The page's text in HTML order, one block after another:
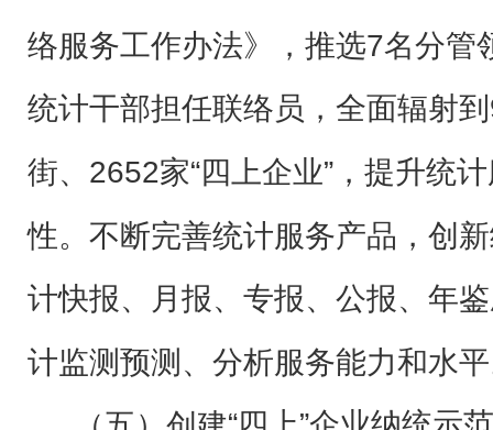
络服务工作办法》，推选7名分管
统计干部担任联络员，全面辐射
街、2652家“四上企业”，提升统
性。不断完善统计服务产品，创
计快报、月报、专报、公报、年
计监测预测、分析服务能力和水